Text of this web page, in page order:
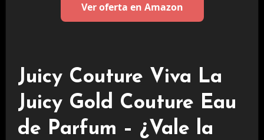
Ver oferta en Amazon
Juicy Couture Viva La
Juicy Gold Couture Eau
de Parfum – ¿Vale la